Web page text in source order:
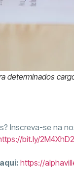
determinados
Inscreva-se na
bit.ly/2M4XhD2
https://